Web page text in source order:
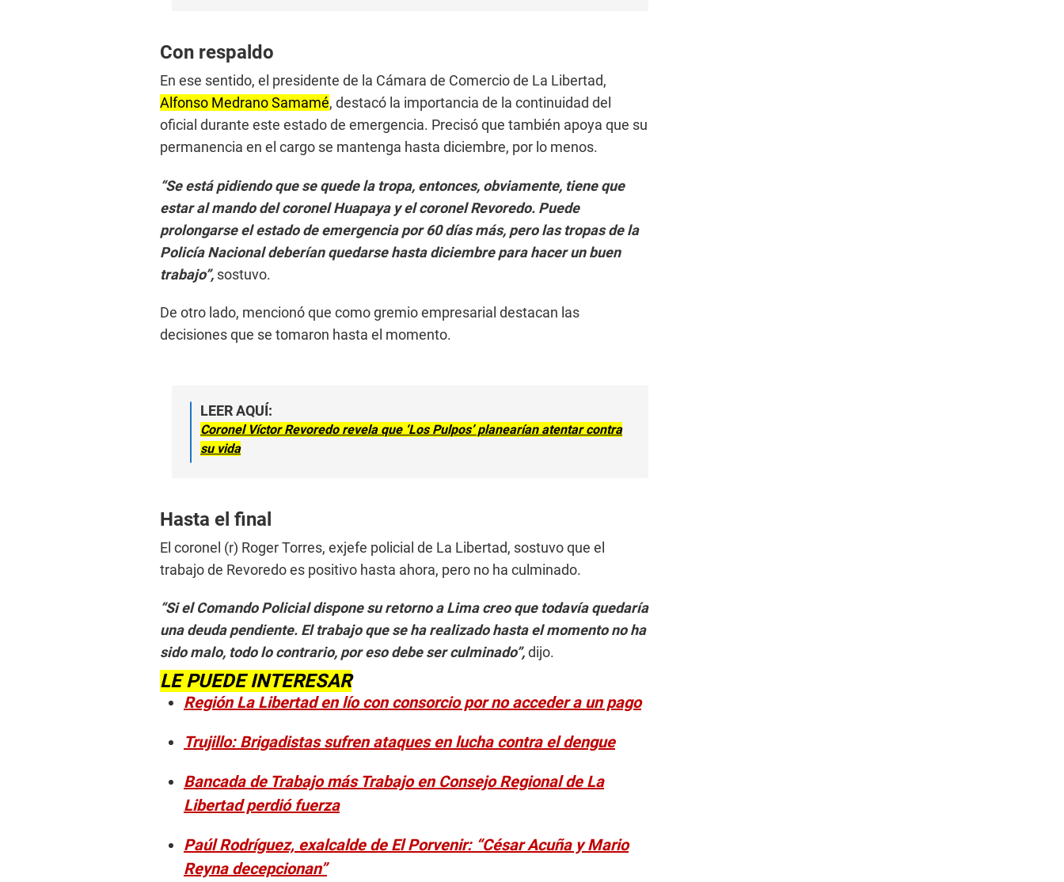
Con respaldo
En ese sentido, el presidente de la Cámara de Comercio de La Libertad,
Alfonso Medrano Samamé, destacó la importancia de la continuidad del
oficial durante este estado de emergencia. Precisó que también apoya que su
permanencia en el cargo se mantenga hasta diciembre, por lo menos.
“Se está pidiendo que se quede la tropa, entonces, obviamente, tiene que
estar al mando del coronel Huapaya y el coronel Revoredo. Puede
prolongarse el estado de emergencia por 60 días más, pero las tropas de la
Policía Nacional deberían quedarse hasta diciembre para hacer un buen
trabajo”, sostuvo.
De otro lado, mencionó que como gremio empresarial destacan las
decisiones que se tomaron hasta el momento.
LEER AQUÍ:
Coronel Víctor Revoredo revela que ‘Los Pulpos’ planearían atentar contra
su vida
Hasta el final
El coronel (r) Roger Torres, exjefe policial de La Libertad, sostuvo que el
trabajo de Revoredo es positivo hasta ahora, pero no ha culminado.
“Si el Comando Policial dispone su retorno a Lima creo que todavía quedaría
una deuda pendiente. El trabajo que se ha realizado hasta el momento no ha
sido malo, todo lo contrario, por eso debe ser culminado”,dijo.
LE PUEDE INTERESAR
Región La Libertad en lío con consorcio por no acceder a un pago
Trujillo: Brigadistas sufren ataques en lucha contra el dengue
Bancada de Trabajo más Trabajo en Consejo Regional de La
Libertad perdió fuerza
Paúl Rodríguez, exalcalde de El Porvenir: “César Acuña y Mario
Reyna decepcionan”